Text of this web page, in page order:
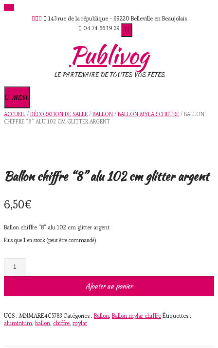
143 rue de la république - 69220 Belleville en Beaujolais
04 74 66 19 39
Publivog
LE PARTENAIRE DE TOUTES VOS FÊTES
MENU
ACCUEIL / DÉCORATION DE SALLE / BALLON / BALLON MYLAR CHIFFRE / BALLON
CHIFFRE “8” ALU 102 CM GLITTER ARGENT
Ballon chiffre “8” alu 102 cm glitter argent
6,50€
Ballon chiffre “8” alu 102 cm glitter argent
Plus que 1 en stock (peut être commandé)
Ballon
alu
cm
glitter
argent
Ajouter au panier
UGS : MNMARE4C5783 Catégories : Ballon Ballon mylar chiffre Étiquettes :
aluminium ballon chiffre mylar